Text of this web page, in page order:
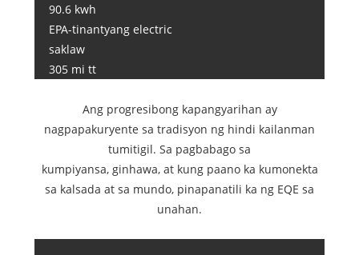
90.6 kwh
EPA-tinantyang electric
saklaw
305 mi tt
Ang progresibong kapangyarihan ay
nagpapakuryente sa tradisyon ng hindi kailanman
tumitigil. Sa pagbabago sa
kumpiyansa, ginhawa, at kung paano ka kumonekta
sa kalsada at sa mundo, pinapanatili ka ng EQE sa
unahan.